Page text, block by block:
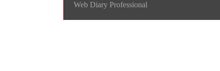
Web Diary Professional